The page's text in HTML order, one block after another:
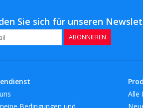
Sie sich für unseren
ABONNIEREN
Alle